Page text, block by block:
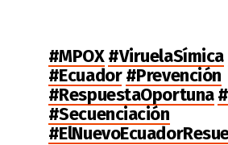
#MPOX #ViruelaSímica
#Ecuador #Prevención
#RespuestaOportuna
#Secuenciación